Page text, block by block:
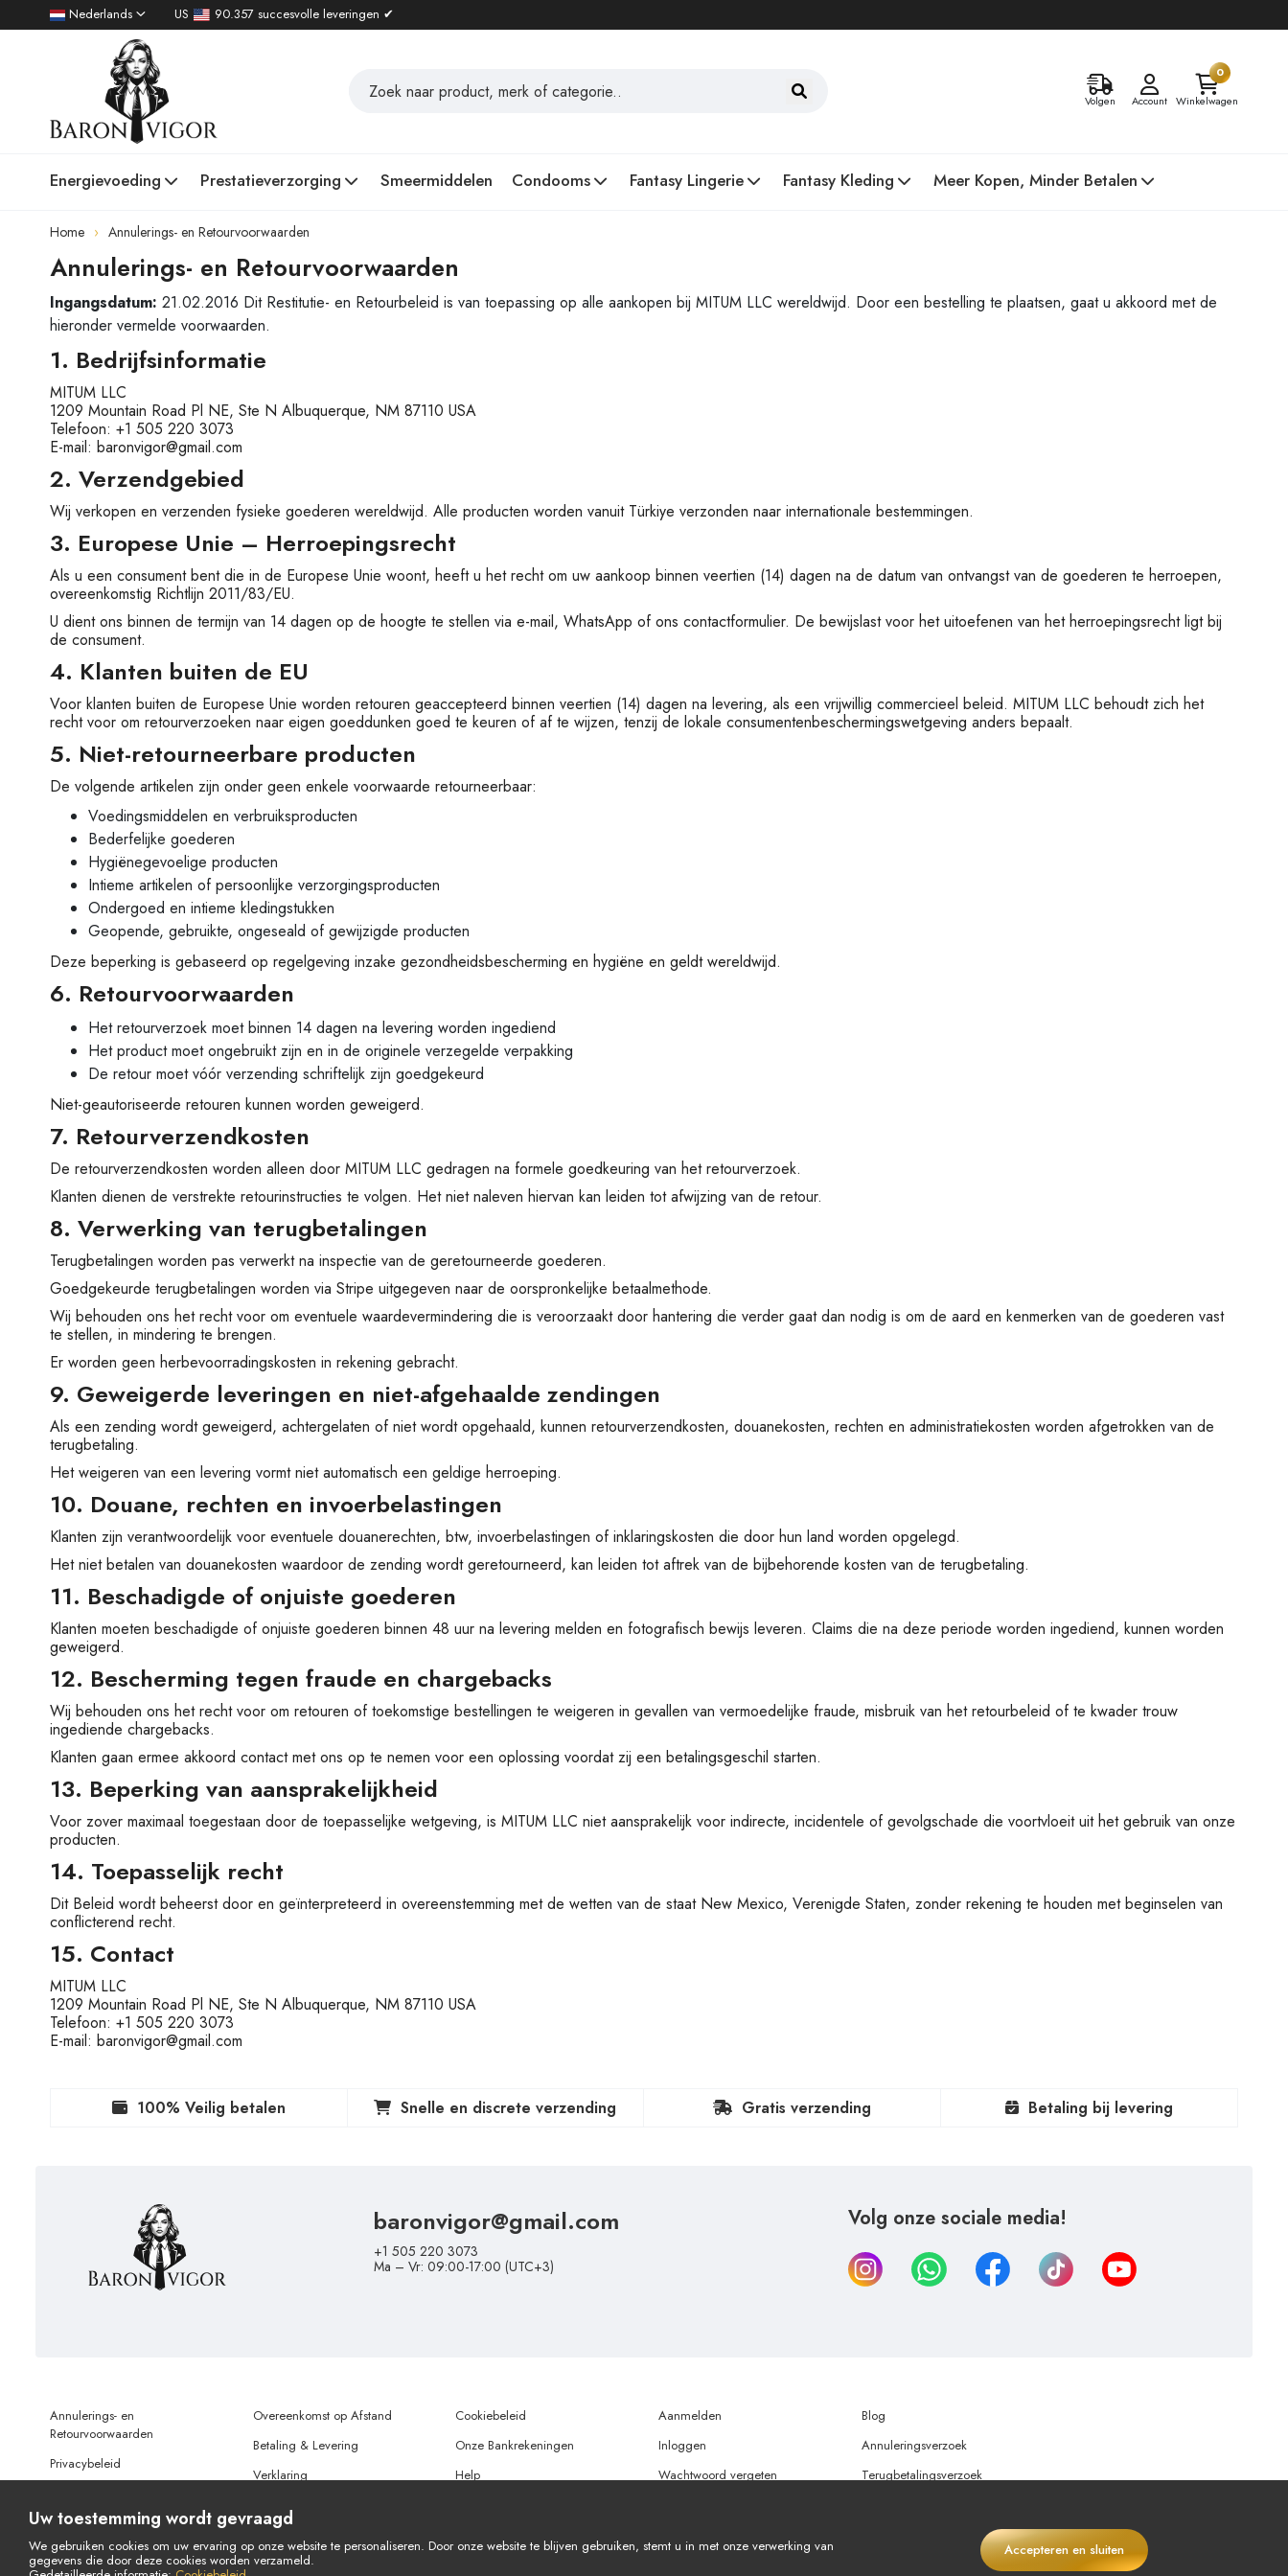
Nederlands US 90.357 succesvolle leveringen ✔
Volgen Account
0
Winkelwagen
Energievoeding Prestatieverzorging Smeermiddelen Condooms Fantasy Lingerie Fantasy Kleding Meer Kopen, Minder Betalen
Home Annulerings- en Retourvoorwaarden
Annulerings- en Retourvoorwaarden
Ingangsdatum: 21.02.2016 Dit Restitutie- en Retourbeleid is van toepassing op alle aankopen bij MITUM LLC wereldwijd. Door een bestelling te plaatsen, gaat u akkoord met de
hieronder vermelde voorwaarden.
1. Bedrijfsinformatie
MITUM LLC
1209 Mountain Road Pl NE, Ste N Albuquerque, NM 87110 USA
Telefoon: +1 505 220 3073
E-mail: baronvigor@gmail.com
2. Verzendgebied
Wij verkopen en verzenden fysieke goederen wereldwijd. Alle producten worden vanuit Türkiye verzonden naar internationale bestemmingen.
3. Europese Unie – Herroepingsrecht
Als u een consument bent die in de Europese Unie woont, heeft u het recht om uw aankoop binnen veertien (14) dagen na de datum van ontvangst van de goederen te herroepen,
overeenkomstig Richtlijn 2011/83/EU.
U dient ons binnen de termijn van 14 dagen op de hoogte te stellen via e-mail, WhatsApp of ons contactformulier. De bewijslast voor het uitoefenen van het herroepingsrecht ligt bij
de consument.
4. Klanten buiten de EU
Voor klanten buiten de Europese Unie worden retouren geaccepteerd binnen veertien (14) dagen na levering, als een vrijwillig commercieel beleid. MITUM LLC behoudt zich het
recht voor om retourverzoeken naar eigen goeddunken goed te keuren of af te wijzen, tenzij de lokale consumentenbeschermingswetgeving anders bepaalt.
5. Niet-retourneerbare producten
De volgende artikelen zijn onder geen enkele voorwaarde retourneerbaar:
Voedingsmiddelen en verbruiksproducten
Bederfelijke goederen
Hygiënegevoelige producten
Intieme artikelen of persoonlijke verzorgingsproducten
Ondergoed en intieme kledingstukken
Geopende, gebruikte, ongeseald of gewijzigde producten
Deze beperking is gebaseerd op regelgeving inzake gezondheidsbescherming en hygiëne en geldt wereldwijd.
6. Retourvoorwaarden
Het retourverzoek moet binnen 14 dagen na levering worden ingediend
Het product moet ongebruikt zijn en in de originele verzegelde verpakking
De retour moet vóór verzending schriftelijk zijn goedgekeurd
Niet-geautoriseerde retouren kunnen worden geweigerd.
7. Retourverzendkosten
De retourverzendkosten worden alleen door MITUM LLC gedragen na formele goedkeuring van het retourverzoek.
Klanten dienen de verstrekte retourinstructies te volgen. Het niet naleven hiervan kan leiden tot afwijzing van de retour.
8. Verwerking van terugbetalingen
Terugbetalingen worden pas verwerkt na inspectie van de geretourneerde goederen.
Goedgekeurde terugbetalingen worden via Stripe uitgegeven naar de oorspronkelijke betaalmethode.
Wij behouden ons het recht voor om eventuele waardevermindering die is veroorzaakt door hantering die verder gaat dan nodig is om de aard en kenmerken van de goederen vast
te stellen, in mindering te brengen.
Er worden geen herbevoorradingskosten in rekening gebracht.
9. Geweigerde leveringen en niet-afgehaalde zendingen
Als een zending wordt geweigerd, achtergelaten of niet wordt opgehaald, kunnen retourverzendkosten, douanekosten, rechten en administratiekosten worden afgetrokken van de
terugbetaling.
Het weigeren van een levering vormt niet automatisch een geldige herroeping.
10. Douane, rechten en invoerbelastingen
Klanten zijn verantwoordelijk voor eventuele douanerechten, btw, invoerbelastingen of inklaringskosten die door hun land worden opgelegd.
Het niet betalen van douanekosten waardoor de zending wordt geretourneerd, kan leiden tot aftrek van de bijbehorende kosten van de terugbetaling.
11. Beschadigde of onjuiste goederen
Klanten moeten beschadigde of onjuiste goederen binnen 48 uur na levering melden en fotografisch bewijs leveren. Claims die na deze periode worden ingediend, kunnen worden
geweigerd.
12. Bescherming tegen fraude en chargebacks
Wij behouden ons het recht voor om retouren of toekomstige bestellingen te weigeren in gevallen van vermoedelijke fraude, misbruik van het retourbeleid of te kwader trouw
ingediende chargebacks.
Klanten gaan ermee akkoord contact met ons op te nemen voor een oplossing voordat zij een betalingsgeschil starten.
13. Beperking van aansprakelijkheid
Voor zover maximaal toegestaan door de toepasselijke wetgeving, is MITUM LLC niet aansprakelijk voor indirecte, incidentele of gevolgschade die voortvloeit uit het gebruik van onze
producten.
14. Toepasselijk recht
Dit Beleid wordt beheerst door en geïnterpreteerd in overeenstemming met de wetten van de staat New Mexico, Verenigde Staten, zonder rekening te houden met beginselen van
conflicterend recht.
15. Contact
MITUM LLC
1209 Mountain Road Pl NE, Ste N Albuquerque, NM 87110 USA
Telefoon: +1 505 220 3073
E-mail: baronvigor@gmail.com
100% Veilig betalen Snelle en discrete verzending Gratis verzending Betaling bij levering
baronvigor@gmail.com
+1 505 220 3073
Ma – Vr: 09:00-17:00 (UTC+3)
Volg onze sociale media!
Annulerings- en
Retourvoorwaarden
Privacybeleid
Overeenkomst op Afstand
Betaling & Levering
Verklaring
Cookiebeleid
Onze Bankrekeningen
Help
Aanmelden
Inloggen
Wachtwoord vergeten
Blog
Annuleringsverzoek
Terugbetalingsverzoek
© Copyright 2026 Alle rechten voorbehouden.
Uw toestemming wordt gevraagd
We gebruiken cookies om uw ervaring op onze website te personaliseren. Door onze website te blijven gebruiken, stemt u in met onze verwerking van
gegevens die door deze cookies worden verzameld.
Accepteren en sluiten